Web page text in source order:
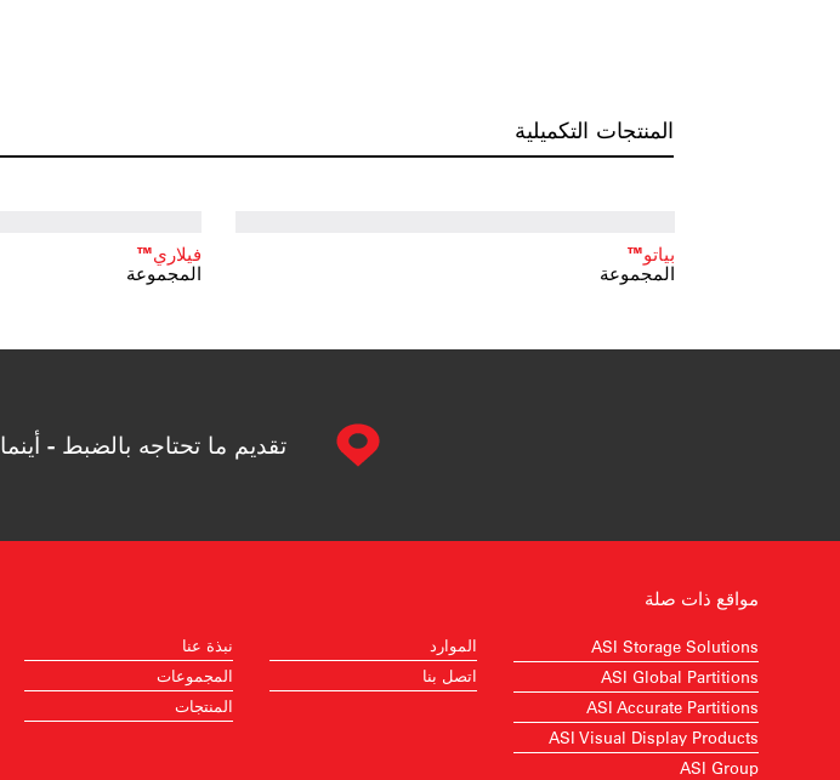
المنتجات التكميلية
فيلاري™
المجموعة
بياتو™
المجموعة
تقديم ما تحتاجه بالضبط - أينما
نبذة عنا
المجموعات
المنتجات
الموارد
اتصل بنا
مواقع ذات صلة
ASI Storage Solutions
ASI Global Partitions
ASI Accurate Partitions
ASI Visual Display Products
ASI Group